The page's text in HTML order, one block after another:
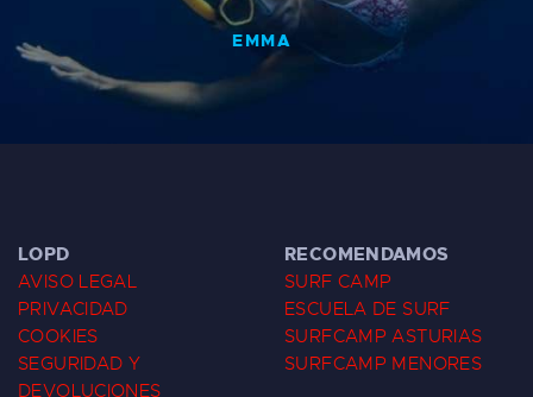
EMMA
LOPD
AVISO LEGAL
PRIVACIDAD
COOKIES
SEGURIDAD Y
DEVOLUCIONES
RECOMENDAMOS
SURF CAMP
ESCUELA DE SURF
SURFCAMP ASTURIAS
SURFCAMP MENORES